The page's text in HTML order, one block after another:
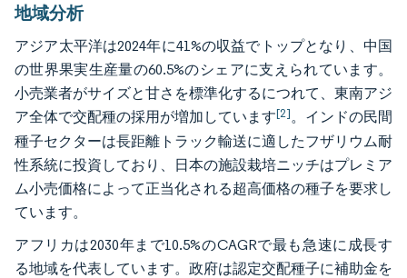
地域分析
アジア太平洋は2024年に41%の収益でトップとなり、中国
の世界果実生産量の60.5%のシェアに支えられています。
小売業者がサイズと甘さを標準化するにつれて、東南アジ
ア全体で交配種の採用が増加しています[2]。インドの民間
種子セクターは長距離トラック輸送に適したフザリウム耐
性系統に投資しており、日本の施設栽培ニッチはプレミア
ム小売価格によって正当化される超高価格の種子を要求し
ています。
アフリカは2030年まで10.5%のCAGRで最も急速に成長す
る地域を代表しています。政府は認定交配種子に補助金を